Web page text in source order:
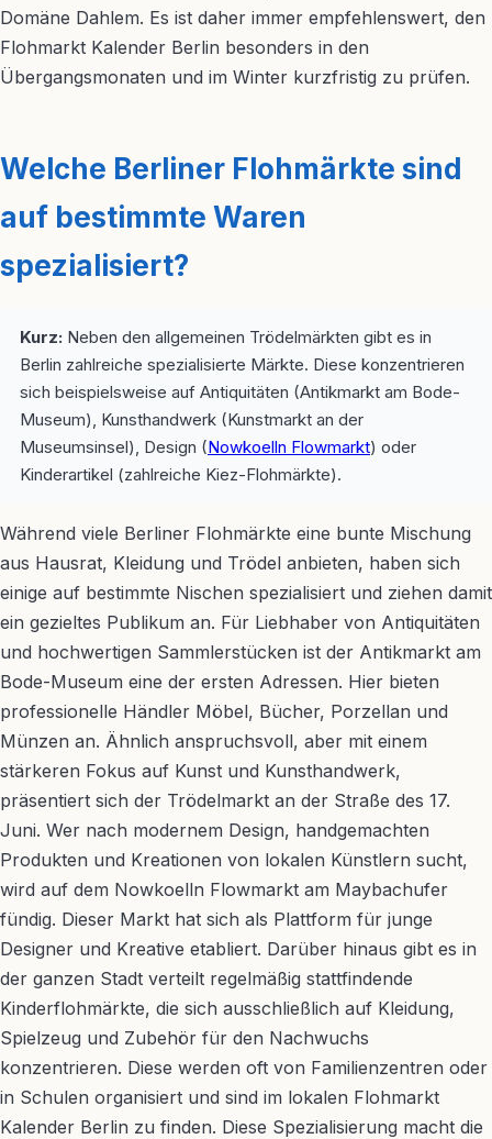
Domäne Dahlem. Es ist daher immer empfehlenswert, den
Flohmarkt Kalender Berlin besonders in den
Übergangsmonaten und im Winter kurzfristig zu prüfen.
Welche Berliner Flohmärkte sind
auf bestimmte Waren
spezialisiert?
Kurz: Neben den allgemeinen Trödelmärkten gibt es in
Berlin zahlreiche spezialisierte Märkte. Diese konzentrieren
sich beispielsweise auf Antiquitäten (Antikmarkt am Bode-
Museum), Kunsthandwerk (Kunstmarkt an der
Museumsinsel), Design (Nowkoelln Flowmarkt) oder
Kinderartikel (zahlreiche Kiez-Flohmärkte).
Während viele Berliner Flohmärkte eine bunte Mischung
aus Hausrat, Kleidung und Trödel anbieten, haben sich
einige auf bestimmte Nischen spezialisiert und ziehen damit
ein gezieltes Publikum an. Für Liebhaber von Antiquitäten
und hochwertigen Sammlerstücken ist der Antikmarkt am
Bode-Museum eine der ersten Adressen. Hier bieten
professionelle Händler Möbel, Bücher, Porzellan und
Münzen an. Ähnlich anspruchsvoll, aber mit einem
stärkeren Fokus auf Kunst und Kunsthandwerk,
präsentiert sich der Trödelmarkt an der Straße des 17.
Juni. Wer nach modernem Design, handgemachten
Produkten und Kreationen von lokalen Künstlern sucht,
wird auf dem Nowkoelln Flowmarkt am Maybachufer
fündig. Dieser Markt hat sich als Plattform für junge
Designer und Kreative etabliert. Darüber hinaus gibt es in
der ganzen Stadt verteilt regelmäßig stattfindende
Kinderflohmärkte, die sich ausschließlich auf Kleidung,
Spielzeug und Zubehör für den Nachwuchs
konzentrieren. Diese werden oft von Familienzentren oder
in Schulen organisiert und sind im lokalen Flohmarkt
Kalender Berlin zu finden. Diese Spezialisierung macht die